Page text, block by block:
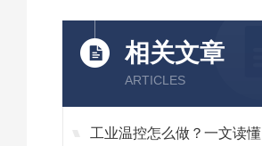
相关文章
ARTICLES
工业温控怎么做？一文读懂